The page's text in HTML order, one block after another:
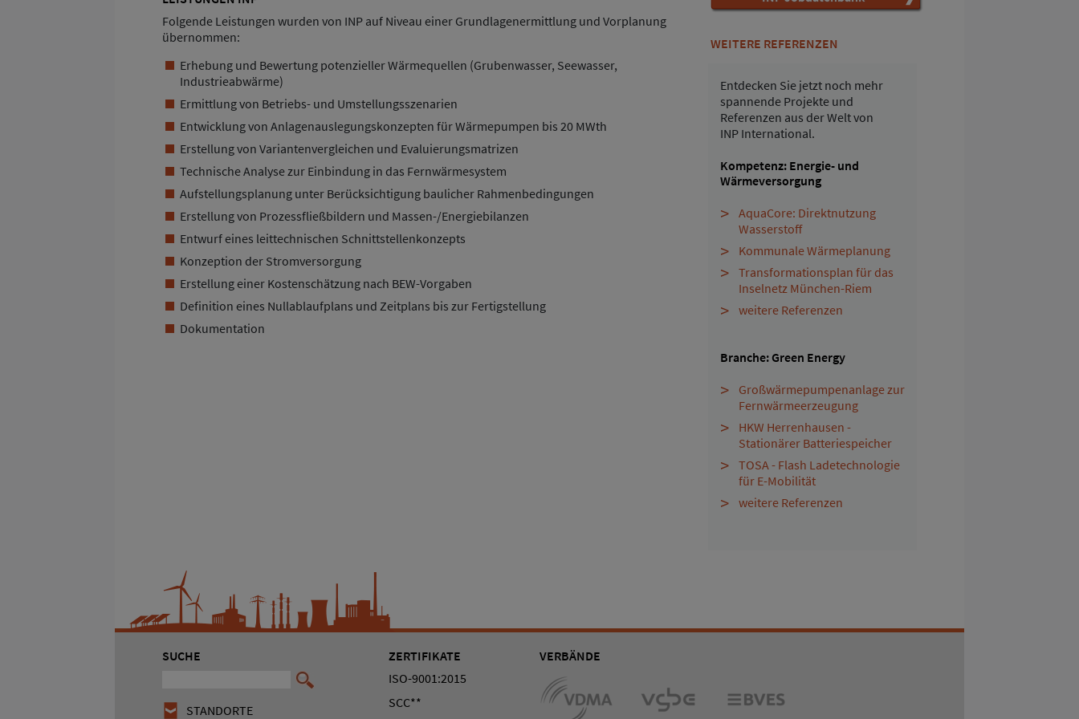
Folgende Leistungen wurden von INP auf Niveau einer Grundlagenermittlung und Vorplanung
übernommen:
Erhebung und Bewertung potenzieller Wärmequellen (Grubenwasser, Seewasser,
Industrieabwärme)
Ermittlung von Betriebs- und Umstellungsszenarien
Entwicklung von Anlagenauslegungskonzepten für Wärmepumpen bis 20 MWth
Erstellung von Variantenvergleichen und Evaluierungsmatrizen
Technische Analyse zur Einbindung in das Fernwärmesystem
Aufstellungsplanung unter Berücksichtigung baulicher Rahmenbedingungen
Erstellung von Prozessfließbildern und Massen-/Energiebilanzen
Entwurf eines leittechnischen Schnittstellenkonzepts
Konzeption der Stromversorgung
Erstellung einer Kostenschätzung nach BEW-Vorgaben
Definition eines Nullablaufplans und Zeitplans bis zur Fertigstellung
Dokumentation
WEITERE REFERENZEN
Entdecken Sie jetzt noch mehr
spannende Projekte und
Referenzen aus der Welt von
INP International.
Kompetenz: Energie- und
Wärmeversorgung
AquaCore: Direktnutzung
Wasserstoff
Kommunale Wärmeplanung
Transformationsplan für das
Inselnetz München-Riem
weitere Referenzen
Branche: Green Energy
Großwärmepumpenanlage zur
Fernwärmeerzeugung
HKW Herrenhausen -
Stationärer Batteriespeicher
TOSA - Flash Ladetechnologie
für E-Mobilität
weitere Referenzen
SUCHE
STANDORTE
ZERTIFIKATE
ISO-9001:2015
SCC**
VERBÄNDE